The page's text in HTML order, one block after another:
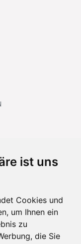
ist uns
Cookies und
um Ihnen ein
zu
die Sie